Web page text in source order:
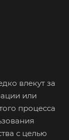
влекут за
или
процесса
с целью